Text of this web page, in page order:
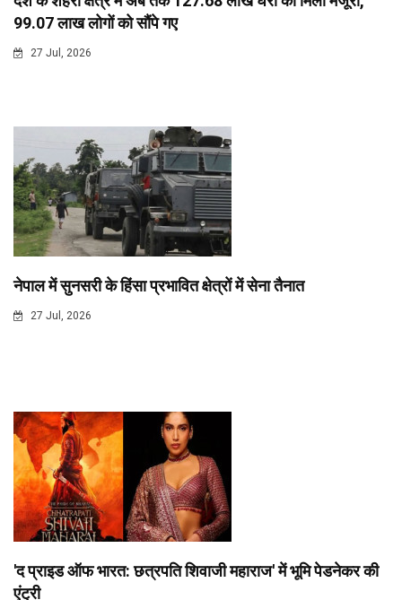
99.07 लाख लोगों को सौंपे गए
27 Jul, 2026
नेपाल में सुनसरी के हिंसा प्रभावित क्षेत्रों में सेना तैनात
27 Jul, 2026
'द प्राइड ऑफ भारत: छत्रपति शिवाजी महाराज' में भूमि पेडनेकर की
एंट्री